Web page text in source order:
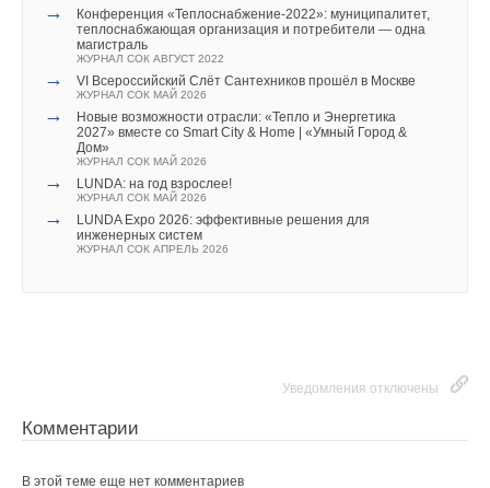
→
Конференция «Теплоснабжение-2022»: муниципалитет,
теплоснабжающая организация и потребители — одна
магистраль
ЖУРНАЛ СОК АВГУСТ 2022
→ VI Всероссийский Слёт Сантехников прошёл в Москве
ЖУРНАЛ СОК МАЙ 2026
→
Новые возможности отрасли: «Тепло и Энергетика
2027» вместе со Smart City & Home | «Умный Город &
Дом»
ЖУРНАЛ СОК МАЙ 2026
→ LUNDA: на год взрослее!
ЖУРНАЛ СОК МАЙ 2026
→
LUNDA Expo 2026: эффективные решения для
инженерных систем
ЖУРНАЛ СОК АПРЕЛЬ 2026
Уведомления отключены
Комментарии
В этой теме еще нет комментариев